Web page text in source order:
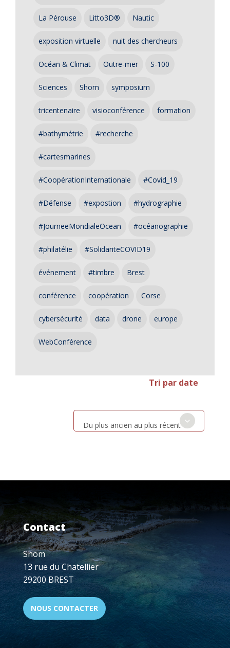
La Pérouse Litto3D® Nautic
exposition virtuelle nuit des chercheurs
Océan & Climat Outre-mer S-100
Sciences Shom symposium
tricentenaire visioconférence formation
#bathymétrie #recherche
#cartesmarines
#CoopérationInternationale #Covid_19
#Défense #expostion #hydrographie
#JourneeMondialeOcean #océanographie
#philatélie #SolidariteCOVID19
événement #timbre Brest
conférence coopération Corse
cybersécurité data drone europe
WebConférence
Tri par date
Du plus ancien au plus récent
Contact
Shom
13 rue du Chatellier
29200 BREST
NOUS CONTACTER